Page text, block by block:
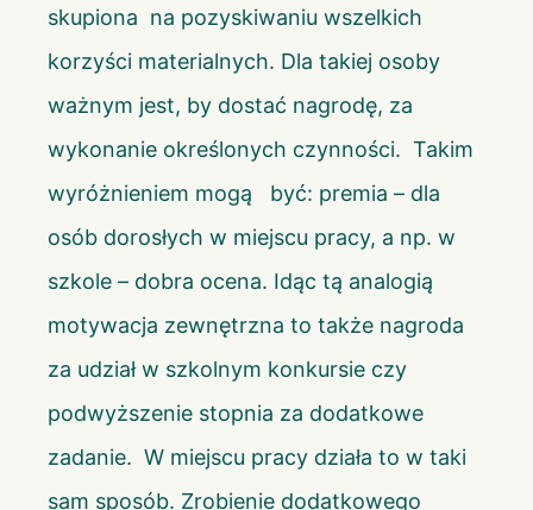
skupiona na pozyskiwaniu wszelkich
korzyści materialnych. Dla takiej osoby
ważnym jest, by dostać nagrodę, za
wykonanie określonych czynności. Takim
wyróżnieniem mogą być: premia – dla
osób dorosłych w miejscu pracy, a np. w
szkole – dobra ocena. Idąc tą analogią
motywacja zewnętrzna to także nagroda
za udział w szkolnym konkursie czy
podwyższenie stopnia za dodatkowe
zadanie. W miejscu pracy działa to w taki
sam sposób. Zrobienie dodatkowego